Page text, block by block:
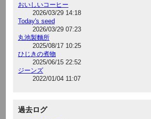
おいしいコーヒー
2026/03/29 14:18
Today's seed
2026/03/29 07:23
丸池製麵所
2025/08/17 10:25
ひじきの煮物
2025/06/15 22:52
ジーンズ
2022/01/04 11:07
過去ログ